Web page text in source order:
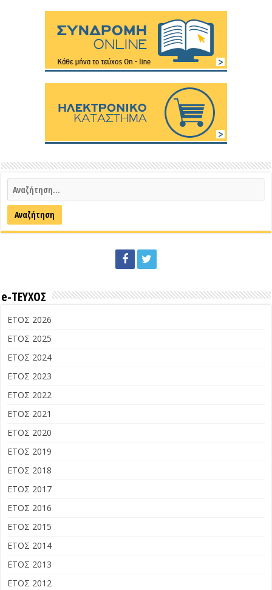
e-ΤΕΥΧΟΣ
ΕΤΟΣ 2026
ΕΤΟΣ 2025
ΕΤΟΣ 2024
ΕΤΟΣ 2023
ΕΤΟΣ 2022
ΕΤΟΣ 2021
ΕΤΟΣ 2020
ΕΤΟΣ 2019
ΕΤΟΣ 2018
ΕΤΟΣ 2017
ΕΤΟΣ 2016
ΕΤΟΣ 2015
ΕΤΟΣ 2014
ΕΤΟΣ 2013
ΕΤΟΣ 2012